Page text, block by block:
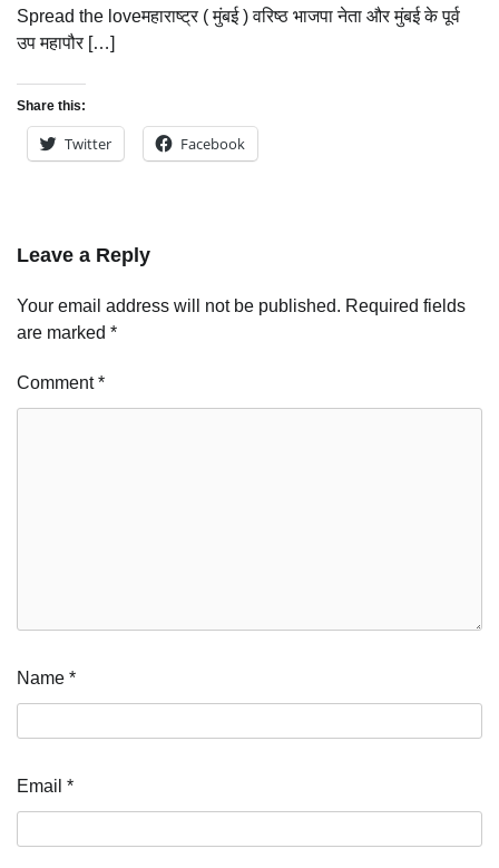
Spread the loveमहाराष्ट्र ( मुंबई ) वरिष्ठ भाजपा नेता और मुंबई के पूर्व
उप महापौर […]
Share this:
Twitter Facebook
Leave a Reply
Your email address will not be published. Required fields
are marked *
Comment*
Name *
Email *